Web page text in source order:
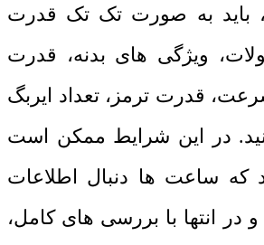
باید به‌ صورت تک ‌تک قدرت
ویژگی ‌های بدنه، قدرت
قدرت ترمز، تعداد ایربگ
در این شرایط ممکن است
که ساعت ‌ها دنبال اطلاعات
و در انتها با بررسی‌ های کامل،